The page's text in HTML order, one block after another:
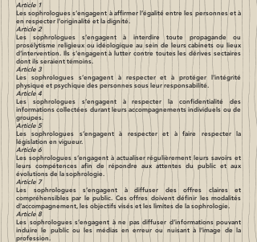
Article 1
Les sophrologues s’engagent à affirmer l’égalité entre les personnes et à
en respecter l’originalité et la dignité.
Article 2
Les sophrologues s’engagent à interdire toute propagande ou
prosélytisme religieux ou idéologique au sein de leurs cabinets ou lieux
d’intervention. Ils s’engagent à lutter contre toutes les dérives sectaires
dont ils seraient témoins.
Article 3
Les sophrologues s’engagent à respecter et à protéger l’intégrité
physique et psychique des personnes sous leur responsabilité.
Article 4
Les sophrologues s’engagent à respecter la confidentialité des
informations collectées durant leurs accompagnements individuels ou de
groupes.
Article 5
Les sophrologues s’engagent à respecter et à faire respecter la
législation en vigueur.
Article 6
Les sophrologues s’engagent à actualiser régulièrement leurs savoirs et
leurs compétences afin de répondre aux attentes du public et aux
évolutions de la sophrologie.
Article 7
Les sophrologues s’engagent à diffuser des offres claires et
compréhensibles par le public. Ces offres doivent définir les modalités
d’accompagnement, les objectifs visés et les limites de la sophrologie.
Article 8
Les sophrologues s’engagent à ne pas diffuser d’informations pouvant
induire le public ou les médias en erreur ou nuisant à l’image de la
profession.